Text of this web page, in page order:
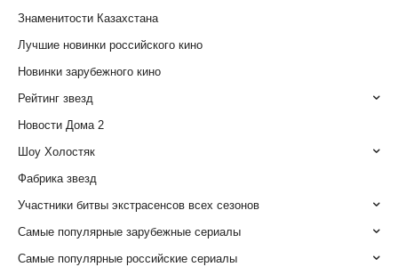
Знаменитости Казахстана
Лучшие новинки российского кино
Новинки зарубежного кино
Рейтинг звезд
Новости Дома 2
Шоу Холостяк
Фабрика звезд
Участники битвы экстрасенсов всех сезонов
Самые популярные зарубежные сериалы
Самые популярные российские сериалы